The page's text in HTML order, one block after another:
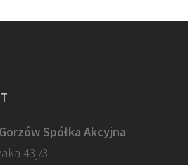
Spółka Akcyjna
43j/3